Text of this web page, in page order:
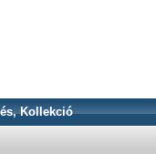
Kollekció